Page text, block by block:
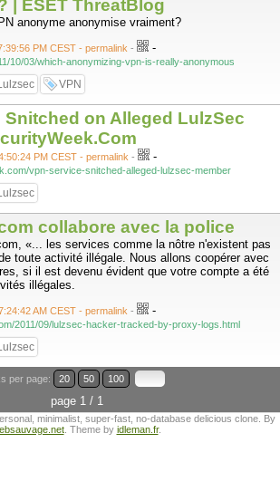
| ESET ThreatBlog
anonyme anonymise vraiment?
PM CEST - permalink - -
10/03/which-anonymizing-vpn-is-really-anonymous
VPN
Snitched on Alleged LulzSec
PM CEST - permalink - -
vpn-service-snitched-alleged-lulzsec-member
collabore avec la police
«... les services comme la nôtre n'existent pas
toute activité illégale. Nous allons coopérer avec
si il est devenu évident que votre compte a été
illégales.
AM CEST - permalink - -
2011/09/lulzsec-hacker-tracked-by-proxy-logs.html
per page: 20 50 100
page 1 / 1
minimalist, super-fast, no-database delicious clone. By
. Theme by idleman.fr.